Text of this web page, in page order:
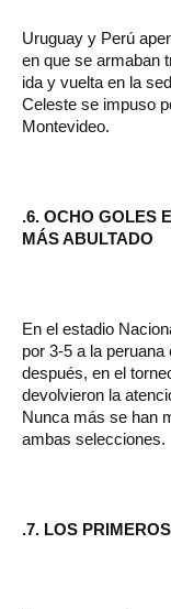
Uruguay y Perú
en que se armaban
ida y vuelta en la
Celeste se impuso
Montevideo.
.6. OCHO GOLES
MÁS ABULTADO
En el estadio
por 3-5 a la
después, en el
devolvieron la
Nunca más se han
ambas selecciones.
.7. LOS